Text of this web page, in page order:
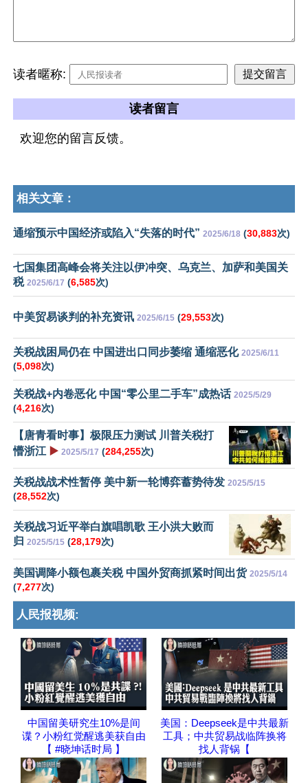
读者暱称:
读者留言
欢迎您的留言反馈。
相关文章：
通缩预示中国经济或陷入“失落的时代” 2025/6/18 (30,883次)
七国集团高峰会将关注以伊冲突、乌克兰、加萨和美国关
税 2025/6/17 (6,585次)
中美贸易谈判的补充资讯 2025/6/15 (29,553次)
关税战困局仍在 中国进出口同步萎缩 通缩恶化 2025/6/11
(5,098次)
关税战+内卷恶化 中国“零公里二手车”成热话 2025/5/29
(4,216次)
【唐青看时事】极限压力测试 川普关税打
懵浙江 ▶️ 2025/5/17 (284,255次)
关税战战术性暂停 美中新一轮博弈蓄势待发 2025/5/15
(28,552次)
关税战习近平举白旗唱凯歌 王小洪大败而
归 2025/5/15 (28,179次)
美国调降小额包裹关税 中国外贸商抓紧时间出货 2025/5/14
(7,277次)
人民报视频:
中国留美研究生10%是间
谍？小粉红觉醒逃美获自由
【 #晓坤话时局 】
美国：Deepseek是中共最新
工具；中共贸易战临阵换将
找人背锅【